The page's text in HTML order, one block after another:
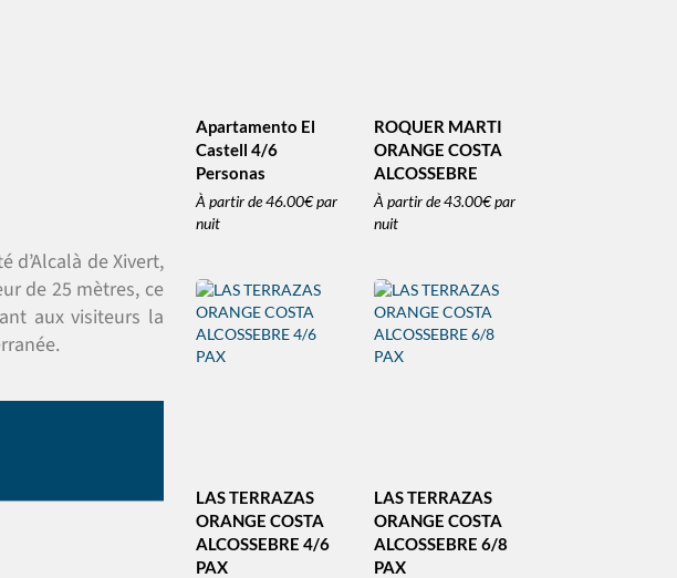
de Xivert,
de 25 mètres, ce
aux visiteurs la
Apartamento El
Castell 4/6
Personas
À partir de46.00€par
nuit
ROQUER MARTI
ORANGE COSTA
ALCOSSEBRE
À partir de43.00€par
nuit
LAS TERRAZAS
ORANGE COSTA
ALCOSSEBRE 4/6
PAX
LAS TERRAZAS
ORANGE COSTA
ALCOSSEBRE 6/8
PAX